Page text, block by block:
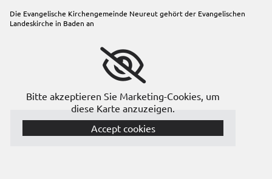
Die Evangelische Kirchengemeinde Neureut gehört der Evangelischen
Landeskirche in Baden an
Bitte akzeptieren Sie Marketing-Cookies, um
diese Karte anzuzeigen.
Accept cookies